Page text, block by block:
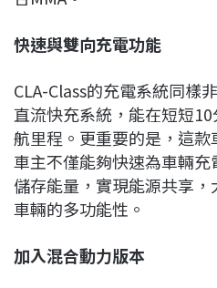
快速與雙向充電功能
CLA-Class的充電系統同樣
直流快充系統，能在短短
航里程。更重要的是，這款
車主不僅能夠快速為車輛
儲存能量，實現能源共享
車輛的多功能性。
加入混合動力版本